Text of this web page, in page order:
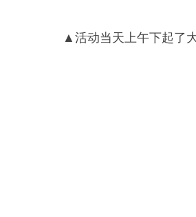
▲活动当天上午下起了